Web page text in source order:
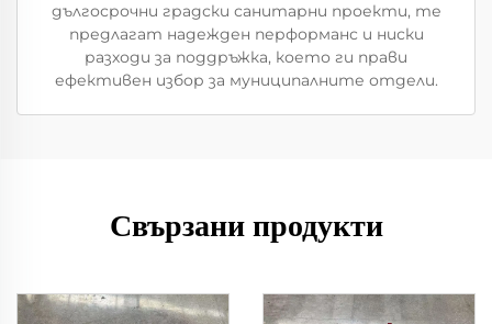
дългосрочни градски санитарни проекти, те
предлагат надежден перформанс и ниски
разходи за поддръжка, което ги прави
ефективен избор за муниципалните отдели.
Свързани продукти